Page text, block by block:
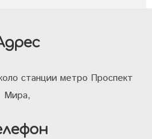
станции метро Проспект
Мира,